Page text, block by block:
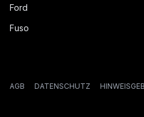
Ford
Fuso
AGB DATENSCHUTZ